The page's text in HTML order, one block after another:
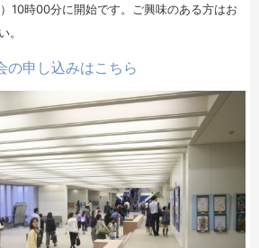
10時00分に開始です。ご興味のある方はお
。
の申し込みはこちら